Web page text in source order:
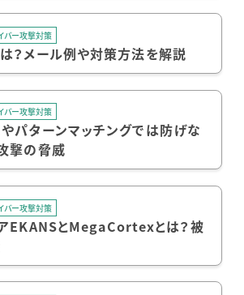
バー攻撃対策
？メール例や対策方法を解説
バー攻撃対策
パターンマッチングでは防げな
撃の脅威
バー攻撃対策
EKANSとMegaCortexとは？被